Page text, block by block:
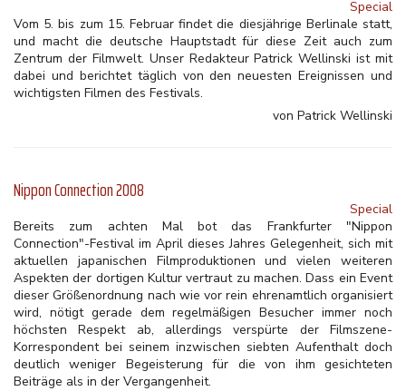
Special
Vom 5. bis zum 15. Februar findet die diesjährige Berlinale statt,
und macht die deutsche Hauptstadt für diese Zeit auch zum
Zentrum der Filmwelt. Unser Redakteur Patrick Wellinski ist mit
dabei und berichtet täglich von den neuesten Ereignissen und
wichtigsten Filmen des Festivals.
von Patrick Wellinski
Nippon Connection 2008
Special
Bereits zum achten Mal bot das Frankfurter "Nippon
Connection"-Festival im April dieses Jahres Gelegenheit, sich mit
aktuellen japanischen Filmproduktionen und vielen weiteren
Aspekten der dortigen Kultur vertraut zu machen. Dass ein Event
dieser Größenordnung nach wie vor rein ehrenamtlich organisiert
wird, nötigt gerade dem regelmäßigen Besucher immer noch
höchsten Respekt ab, allerdings verspürte der Filmszene-
Korrespondent bei seinem inzwischen siebten Aufenthalt doch
deutlich weniger Begeisterung für die von ihm gesichteten
Beiträge als in der Vergangenheit.